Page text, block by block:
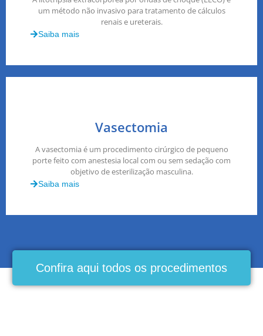
um método não invasivo para tratamento de cálculos
renais e ureterais.
Saiba mais
Vasectomia
A vasectomia é um procedimento cirúrgico de pequeno
porte feito com anestesia local com ou sem sedação com
objetivo de esterilização masculina.
Saiba mais
Confira aqui todos os procedimentos